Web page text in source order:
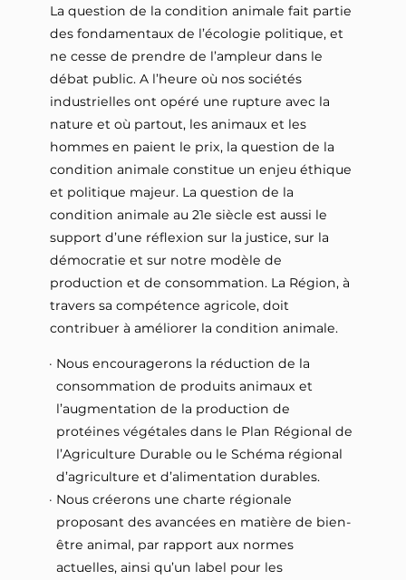
La question de la condition animale fait partie
des fondamentaux de l’écologie politique, et
ne cesse de prendre de l’ampleur dans le
débat public. A l’heure où nos sociétés
industrielles ont opéré une rupture avec la
nature et où partout, les animaux et les
hommes en paient le prix, la question de la
condition animale constitue un enjeu éthique
et politique majeur. La question de la
condition animale au 21e siècle est aussi le
support d’une réflexion sur la justice, sur la
démocratie et sur notre modèle de
production et de consommation. La Région, à
travers sa compétence agricole, doit
contribuer à améliorer la condition animale.
Nous encouragerons la réduction de la
consommation de produits animaux et
l’augmentation de la production de
protéines végétales dans le Plan Régional de
l’Agriculture Durable ou le Schéma régional
d’agriculture et d’alimentation durables.
Nous créerons une charte régionale
proposant des avancées en matière de bien-
être animal, par rapport aux normes
actuelles, ainsi qu’un label pour les